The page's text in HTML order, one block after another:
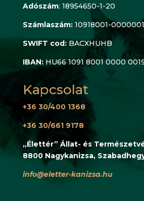
Adószám: 18954650-1-20
Számlaszám: 10918001-
SWIFT cod: BACXHUHB
IBAN: HU66 1091 8001 0000
Kapcsolat
+36 30/400 1368
+36 30/661 9178
„Élettér” Állat- és
8800 Nagykanizsa, Szabadhegy
info@eletter-kanizsa.hu